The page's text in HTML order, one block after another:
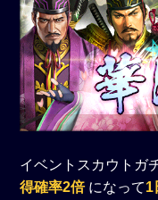
イベントスカウトガ
得確率2倍 になって1